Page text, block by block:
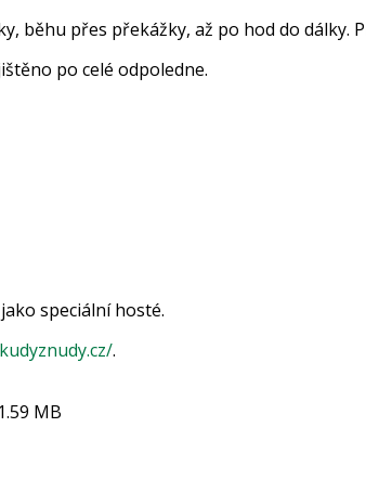
běhu přes překážky, až po hod do dálky.
po celé odpoledne.
speciální hosté.
.
MB